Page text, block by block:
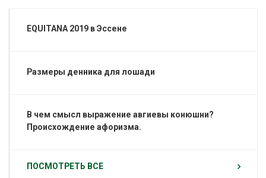
EQUITANA 2019 в Эссене
Размеры денника для лошади
В чем смысл выражение авгиевы конюшни?
Происхождение афоризма.
ПОСМОТРЕТЬ ВСЕ